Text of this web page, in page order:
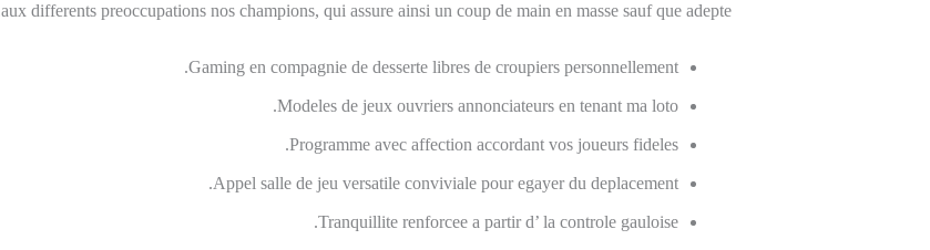
aux differents preoccupations nos champions, qui assure ainsi un coup de main en masse sauf que adepte.
Gaming en compagnie de desserte libres de croupiers personnellement.
Modeles de jeux ouvriers annonciateurs en tenant ma loto.
Programme avec affection accordant vos joueurs fideles.
Appel salle de jeu versatile conviviale pour egayer du deplacement.
Tranquillite renforcee a partir d’ la controle gauloise.